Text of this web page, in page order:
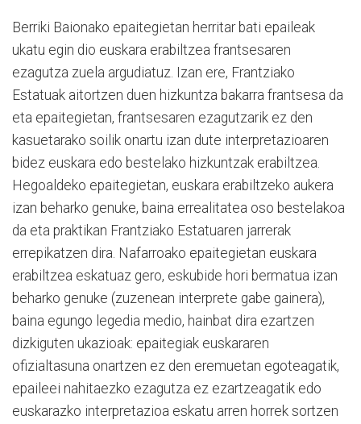
Berriki Baionako epaitegietan herritar bati epaileak
ukatu egin dio euskara erabiltzea frantsesaren
ezagutza zuela argudiatuz. Izan ere, Frantziako
Estatuak aitortzen duen hizkuntza bakarra frantsesa da
eta epaitegietan, frantsesaren ezagutzarik ez den
kasuetarako soilik onartu izan dute interpretazioaren
bidez euskara edo bestelako hizkuntzak erabiltzea.
Hegoaldeko epaitegietan, euskara erabiltzeko aukera
izan beharko genuke, baina errealitatea oso bestelakoa
da eta praktikan Frantziako Estatuaren jarrerak
errepikatzen dira. Nafarroako epaitegietan euskara
erabiltzea eskatuaz gero, eskubide hori bermatua izan
beharko genuke (zuzenean interprete gabe gainera),
baina egungo legedia medio, hainbat dira ezartzen
dizkiguten ukazioak: epaitegiak euskararen
ofizialtasuna onartzen ez den eremuetan egoteagatik,
epaileei nahitaezko ezagutza ez ezartzeagatik edo
euskarazko interpretazioa eskatu arren horrek sortzen